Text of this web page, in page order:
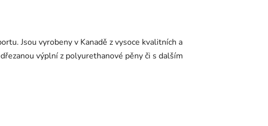
Jsou vyrobeny v Kanadě z vysoce kvalitních a
výplní z polyurethanové pěny či s dalším